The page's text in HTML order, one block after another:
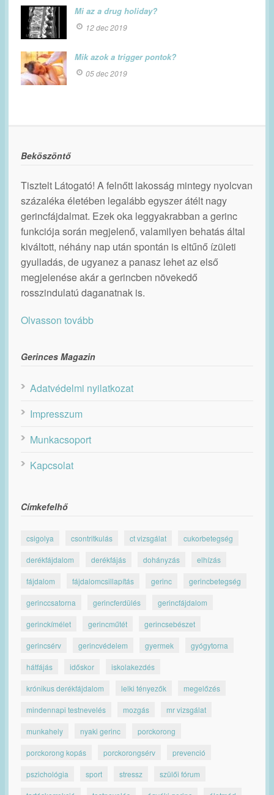
Mi az a drug holiday?
12 dec 2019
Mik azok a trigger pontok?
05 dec 2019
Beköszöntő
Tisztelt Látogató! A felnőtt lakosság mintegy nyolcvan
százaléka életében legalább egyszer átélt nagy
gerincfájdalmat. Ezek oka leggyakrabban a gerinc
funkciója során megjelenő, valamilyen behatás által
kiváltott, néhány nap után spontán is eltűnő ízületi
gyulladás, de ugyanez a panasz lehet az első
megjelenése akár a gerincben növekedő
rosszindulatú daganatnak is.
Olvasson tovább
Gerinces Magazin
Adatvédelmi nyilatkozat
Impresszum
Munkacsoport
Kapcsolat
Címkefelhő
csigolya csontritkulás ct vizsgálat cukorbetegség
derékfájdalom derékfájás dohányzás elhízás
fájdalom fájdalomcsillapítás gerinc gerincbetegség
gerinccsatorna gerincferdülés gerincfájdalom
gerinckímélet gerincműtét gerincsebészet
gerincsérv gerincvédelem gyermek gyógytorna
hátfájás időskor iskolakezdés
krónikus derékfájdalom lelki tényezők megelőzés
mindennapi testnevelés mozgás mr vizsgálat
munkahely nyaki gerinc porckorong
porckorong kopás porckorongsérv prevenció
pszichológia sport stressz szülői fórum